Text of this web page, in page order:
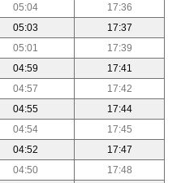
05:04
17:36
05:03
17:37
05:01
17:39
04:59
17:41
04:57
17:42
04:55
17:44
04:54
17:45
04:52
17:47
04:50
17:48